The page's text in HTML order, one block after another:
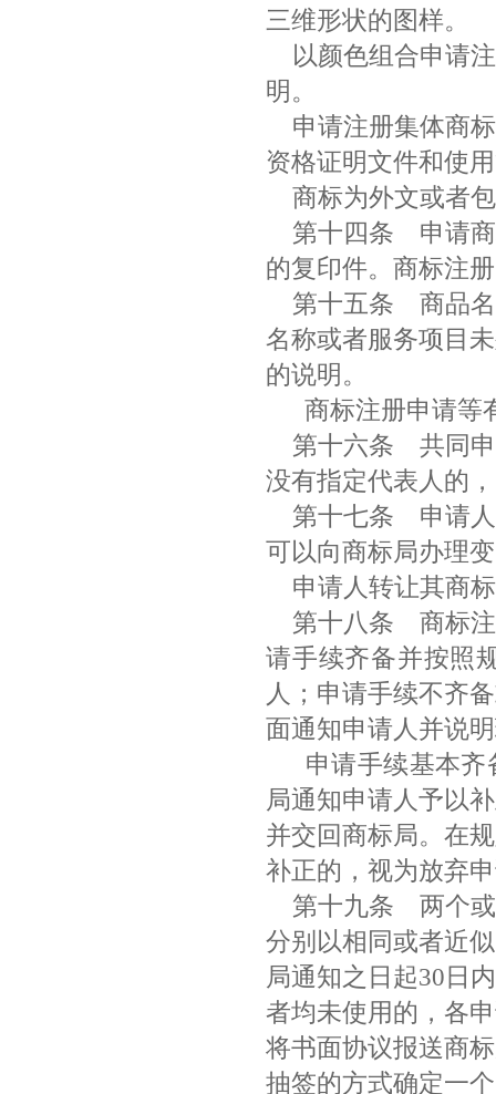
三维形状的图样。
以颜色组合申请
明。
申请注册集体商
资格证明文件和使
商标为外文或者
第十四条 申请商
的复印件。商标注
第十五条 商品名
名称或者服务项目
的说明。
商标注册申请等
第十六条 共同申
没有指定代表人的
第十七条 申请人
可以向商标局办理
申请人转让其商
第十八条 商标注
请手续齐备并按照
人；申请手续不齐
面通知申请人并说
申请手续基本齐
局通知申请人予以
并交回商标局。在
补正的，视为放弃
第十九条 两个或
分别以相同或者近
局通知之日起30日
者均未使用的，各
将书面协议报送商
抽签的方式确定一